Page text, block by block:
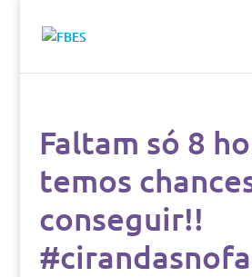
Faltam só 8
temos
conseguir!!